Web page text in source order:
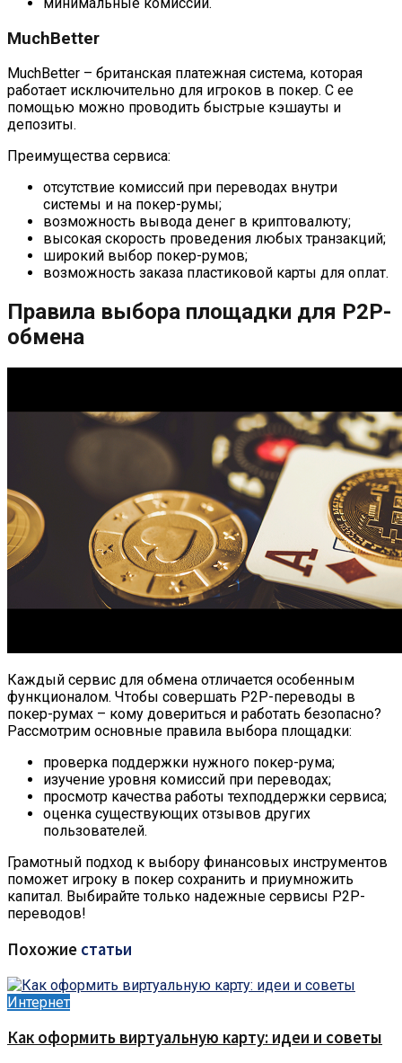
MuchBetter
MuchBetter – британская платежная система, которая
работает исключительно для игроков в покер. С ее
помощью можно проводить быстрые кэшауты и
депозиты.
Преимущества сервиса:
отсутствие комиссий при переводах внутри
системы и на покер-румы;
возможность вывода денег в криптовалюту;
высокая скорость проведения любых транзакций;
широкий выбор покер-румов;
возможность заказа пластиковой карты для оплат.
Правила выбора площадки для P2P-
обмена
Каждый сервис для обмена отличается особенным
функционалом. Чтобы совершать P2P-переводы в
покер-румах – кому довериться и работать безопасно?
Рассмотрим основные правила выбора площадки:
проверка поддержки нужного покер-рума;
изучение уровня комиссий при переводах;
просмотр качества работы техподдержки сервиса;
оценка существующих отзывов других
пользователей.
Грамотный подход к выбору финансовых инструментов
поможет игроку в покер сохранить и приумножить
капитал. Выбирайте только надежные сервисы P2P-
переводов!
Похожие статьи
Интернет
Как оформить виртуальную карту: идеи и советы